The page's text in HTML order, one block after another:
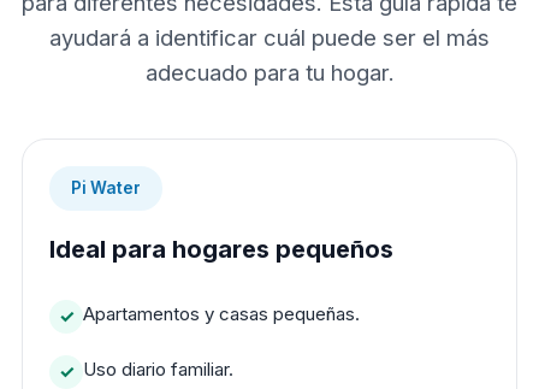
ayudará a identificar cuál puede ser el más
adecuado para tu hogar.
Pi Water
Ideal para hogares pequeños
Apartamentos y casas pequeñas.
Uso diario familiar.